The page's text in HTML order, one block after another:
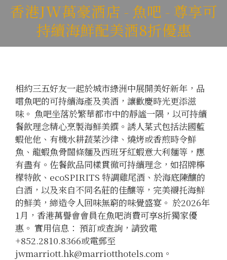
香港JW萬豪酒店 - 魚吧 - 尊享可
持續海鮮配美酒8折優惠
相約三五好友一起於城市綠洲中展開美好新年，品
嚐魚吧的可持續海產及美酒，讓歡慶時光更添滋
味。 魚吧坐落於繁華都市中的靜謐一隅，以可持續
餐飲理念精心烹製海鮮美饌。誘人菜式包括法國藍
蝦他他、有機水耕蔬菜沙律、燒烤或香煎時令鮮
魚、龍蝦魚骨闊條麵及西班牙紅蝦意大利麵等，應
有盡有。佐餐飲品同樣貫徹可持續理念，如招牌檸
檬特飲、ecoSPIRITS 特調雞尾酒、於海底陳釀的
白酒，以及來自不同名莊的佳釀等，完美襯托海鮮
的鮮美，締造令人回味無窮的味覺盛宴。 於2026年
1月，香港萬譽會會員在魚吧消費可享8折獨家優
惠。 實用信息： 預訂或查詢，請致電
+852.2810.8366或電郵至
jwmarriott.hk@marriotthotels.com。